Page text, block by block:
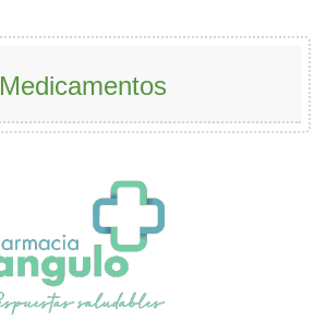
Medicamentos